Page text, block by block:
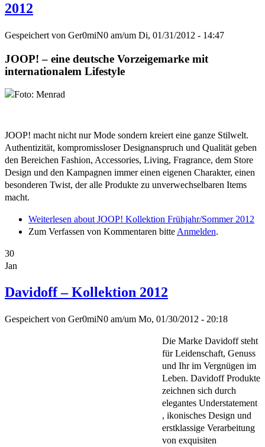
2012
Gespeichert von Ger0miN0 am/um Di, 01/31/2012 - 14:47
JOOP! – eine deutsche Vorzeigemarke mit
internationalem Lifestyle
JOOP! macht nicht nur Mode sondern kreiert eine ganze Stilwelt.
Authentizität, kompromissloser Designanspruch und Qualität geben
den Bereichen Fashion, Accessories, Living, Fragrance, dem Store
Design und den Kampagnen immer einen eigenen Charakter, einen
besonderen Twist, der alle Produkte zu unverwechselbaren Items
macht.
Weiterlesen about JOOP! Kollektion Frühjahr/Sommer 2012
Zum Verfassen von Kommentaren bitteAnmelden.
30
Jan
Davidoff – Kollektion 2012
Gespeichert von Ger0miN0 am/um Mo, 01/30/2012 - 20:18
Die Marke Davidoff steht
für Leidenschaft, Genuss
und Ihr im Vergnügen im
Leben. Davidoff Produkte
zeichnen sich durch
elegantes Understatement
, ikonisches Design und
erstklassige Verarbeitung
von exquisiten